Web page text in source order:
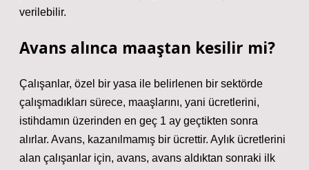
verilebilir.
Avans alınca maaştan kesilir mi?
Çalışanlar, özel bir yasa ile belirlenen bir sektörde
çalışmadıkları sürece, maaşlarını, yani ücretlerini,
istihdamın üzerinden en geç 1 ay geçtikten sonra
alırlar. Avans, kazanılmamış bir ücrettir. Aylık ücretlerini
alan çalışanlar için, avans, avans aldıktan sonraki ilk